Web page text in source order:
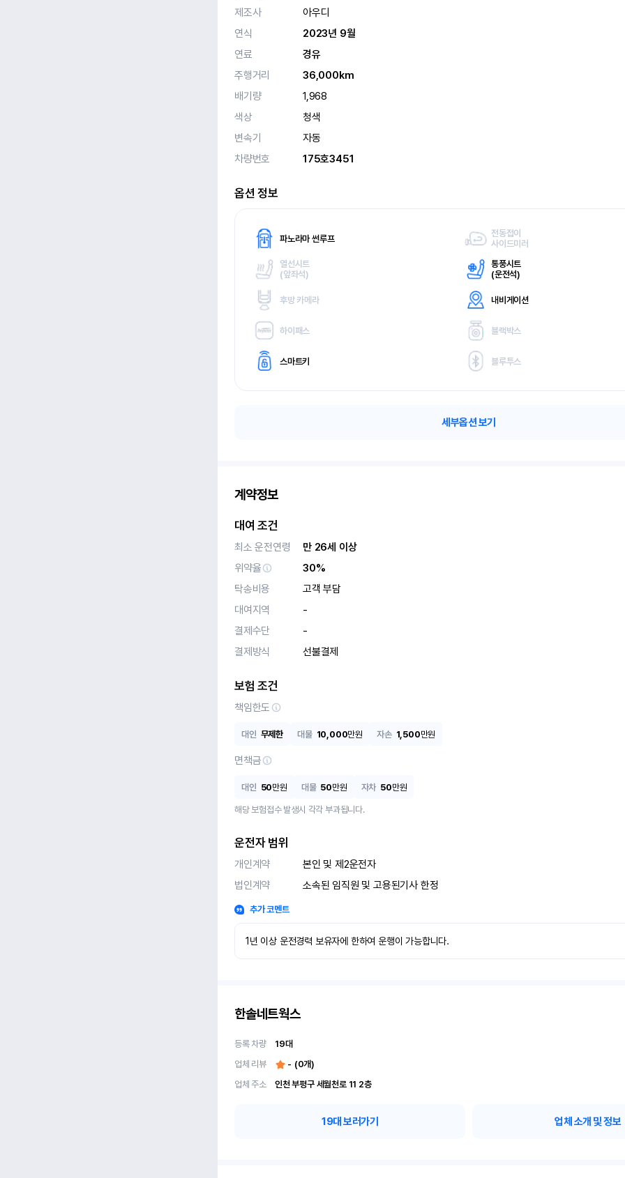
제조사
아우디
연식
2023년 9월
연료
경유
주행거리
36,000km
배기량
1,968
색상
청색
변속기
자동
차량번호
175호3451
옵션 정보
파노라마 썬루프
전동접이
사이드미러
열선시트
(앞좌석)
통풍시트
(운전석)
후방 카메라 내비게이션
하이패스 블랙박스
스마트키 블루투스
세부옵션 보기
계약정보
대여 조건
최소 운전연령
만 26세 이상
위약율
30%
탁송비용
고객 부담
대여지역
-
결제수단
-
결제방식
선불결제
보험 조건
책임한도
대인 무제한 대물 10,000만원 자손 1,500만원
면책금
대인 50만원 대물 50만원 자차 50만원
해당 보험접수 발생시 각각 부과됩니다.
운전자 범위
개인계약
본인 및 제2운전자
법인계약
소속된 임직원 및 고용된기사 한정
추가 코멘트
1년 이상 운전경력 보유자에 한하여 운행이 가능합니다.
한솔네트웍스
등록 차량 19대
업체 리뷰
- (0개)
업체 주소
인천 부평구 세월천로 11	2층
19대 보러가기 업체 소개 및 정보